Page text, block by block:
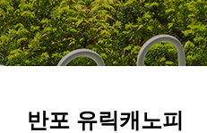
반포 유릭캐노피